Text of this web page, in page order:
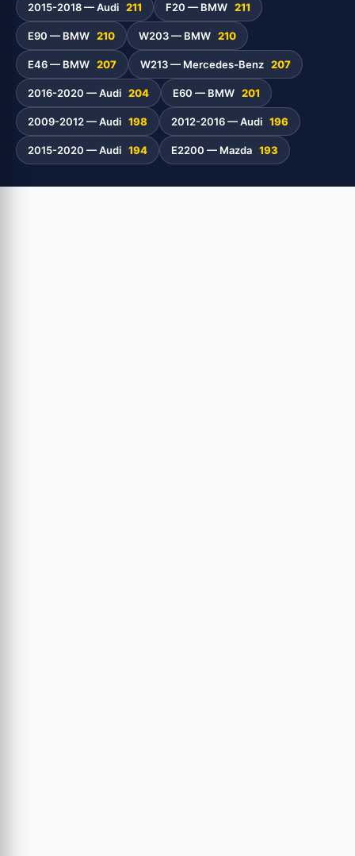
2015-2018 — Audi 211 F20 — BMW 211
E90 — BMW 210 W203 — BMW 210
E46 — BMW 207 W213 — Mercedes-Benz 207
2016-2020 — Audi 204 E60 — BMW 201
2009-2012 — Audi 198 2012-2016 — Audi 196
2015-2020 — Audi 194 E2200 — Mazda 193